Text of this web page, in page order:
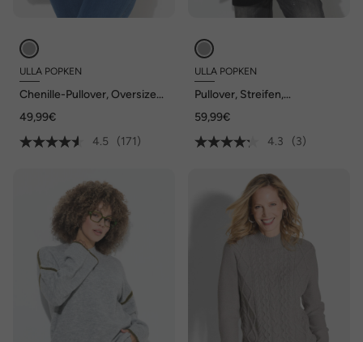
ULLA POPKEN
Chenille-Pullover, Oversized,
49,99€
4.5
(171)
ULLA POPKEN
Pullover, Streifen,
kuschelweich
59,99€
4.3
(3)